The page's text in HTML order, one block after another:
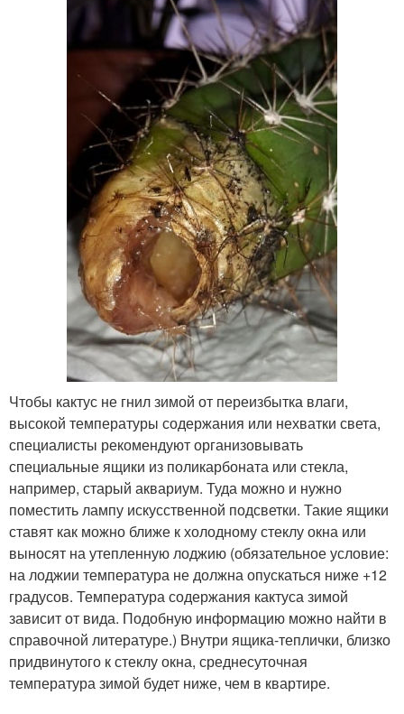
Чтобы кактус не гнил зимой от переизбытка влаги,
высокой температуры содержания или нехватки света,
специалисты рекомендуют организовывать
специальные ящики из поликарбоната или стекла,
например, старый аквариум. Туда можно и нужно
поместить лампу искусственной подсветки. Такие ящики
ставят как можно ближе к холодному стеклу окна или
выносят на утепленную лоджию (обязательное условие:
на лоджии температура не должна опускаться ниже +12
градусов. Температура содержания кактуса зимой
зависит от вида. Подобную информацию можно найти в
справочной литературе.) Внутри ящика-теплички, близко
придвинутого к стеклу окна, среднесуточная
температура зимой будет ниже, чем в квартире.